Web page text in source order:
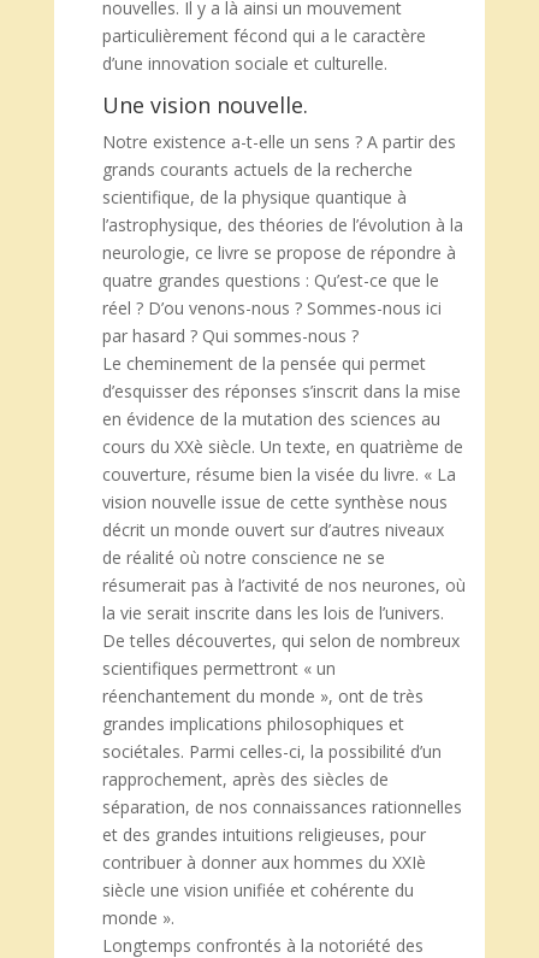
nouvelles. Il y a là ainsi un mouvement
particulièrement fécond qui a le caractère
d’une innovation sociale et culturelle.
Une vision nouvelle.
Notre existence a-t-elle un sens ? A partir des
grands courants actuels de la recherche
scientifique, de la physique quantique à
l’astrophysique, des théories de l’évolution à la
neurologie, ce livre se propose de répondre à
quatre grandes questions : Qu’est-ce que le
réel ? D’ou venons-nous ? Sommes-nous ici
par hasard ? Qui sommes-nous ?
Le cheminement de la pensée qui permet
d’esquisser des réponses s’inscrit dans la mise
en évidence de la mutation des sciences au
cours du XXè siècle. Un texte, en quatrième de
couverture, résume bien la visée du livre. « La
vision nouvelle issue de cette synthèse nous
décrit un monde ouvert sur d’autres niveaux
de réalité où notre conscience ne se
résumerait pas à l’activité de nos neurones, où
la vie serait inscrite dans les lois de l’univers.
De telles découvertes, qui selon de nombreux
scientifiques permettront « un
réenchantement du monde », ont de très
grandes implications philosophiques et
sociétales. Parmi celles-ci, la possibilité d’un
rapprochement, après des siècles de
séparation, de nos connaissances rationnelles
et des grandes intuitions religieuses, pour
contribuer à donner aux hommes du XXIè
siècle une vision unifiée et cohérente du
monde ».
Longtemps confrontés à la notoriété des